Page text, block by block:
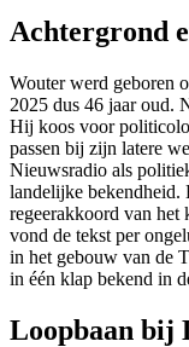
Achtergrond
Wouter werd geboren
2025 dus 46 jaar oud.
Hij koos voor
passen bij zijn latere
Nieuwsradio als
landelijke bekendheid.
regeerakkoord van
vond de tekst per
in het gebouw van de
in één klap bekend in
Loopbaan bij